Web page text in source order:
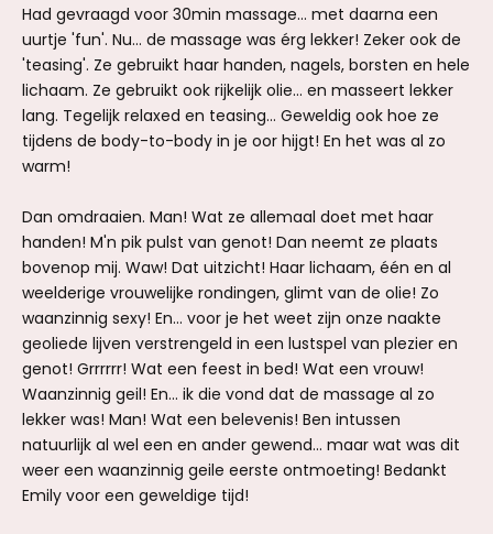
Had gevraagd voor 30min massage... met daarna een
uurtje 'fun'. Nu... de massage was érg lekker! Zeker ook de
'teasing'. Ze gebruikt haar handen, nagels, borsten en hele
lichaam. Ze gebruikt ook rijkelijk olie... en masseert lekker
lang. Tegelijk relaxed en teasing... Geweldig ook hoe ze
tijdens de body-to-body in je oor hijgt! En het was al zo
warm!
Dan omdraaien. Man! Wat ze allemaal doet met haar
handen! M'n pik pulst van genot! Dan neemt ze plaats
bovenop mij. Waw! Dat uitzicht! Haar lichaam, één en al
weelderige vrouwelijke rondingen, glimt van de olie! Zo
waanzinnig sexy! En... voor je het weet zijn onze naakte
geoliede lijven verstrengeld in een lustspel van plezier en
genot! Grrrrrr! Wat een feest in bed! Wat een vrouw!
Waanzinnig geil! En... ik die vond dat de massage al zo
lekker was! Man! Wat een belevenis! Ben intussen
natuurlijk al wel een en ander gewend... maar wat was dit
weer een waanzinnig geile eerste ontmoeting! Bedankt
Emily voor een geweldige tijd!